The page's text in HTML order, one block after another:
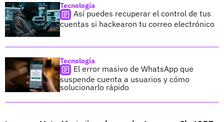
Tecnología
Así puedes recuperar el control de tus
cuentas si hackearon tu correo electrónico
Tecnología
El error masivo de WhatsApp que
suspende cuenta a usuarios y cómo
solucionarlo rápido